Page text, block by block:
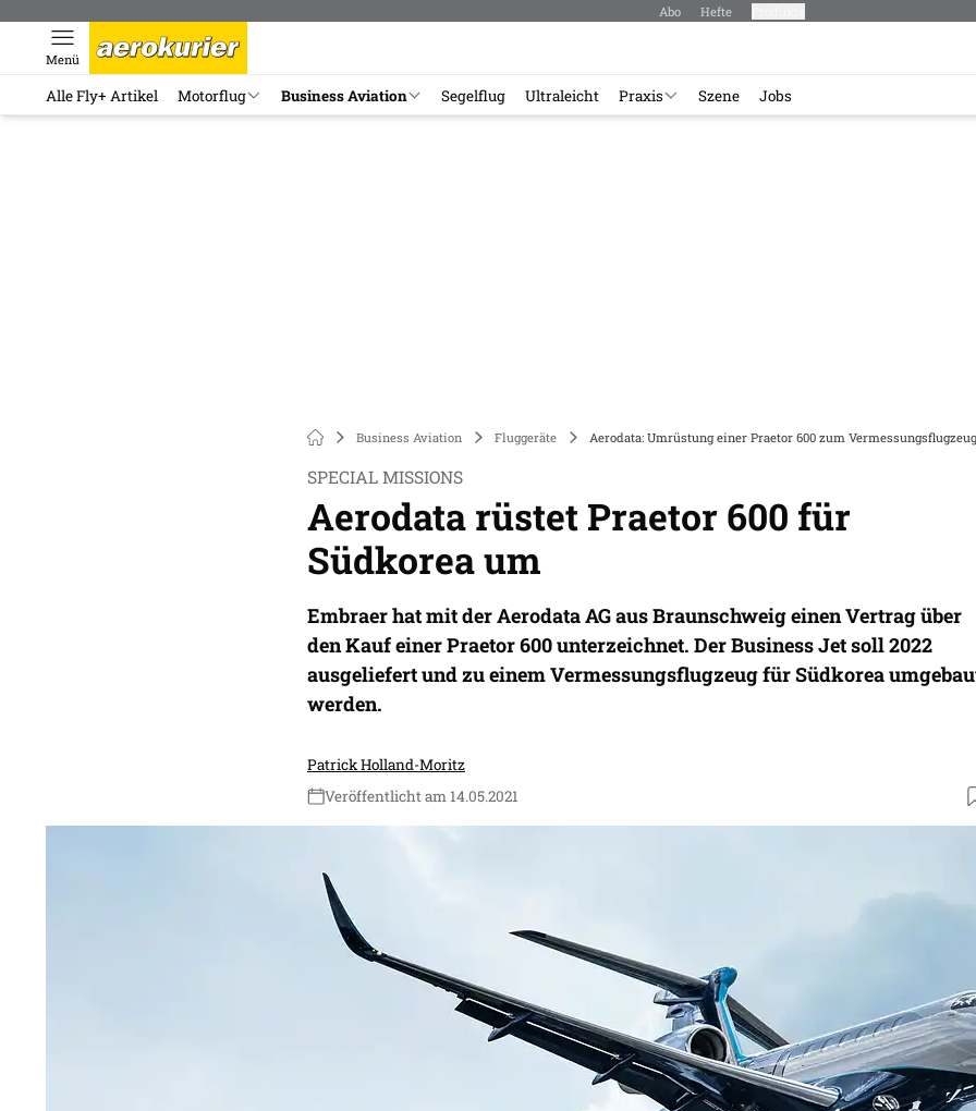
Abo Hefte
Menü
Alle Fly+ Artikel Motorflug Business Aviation Segelflug Ultraleicht Praxis Szene Jobs
Business Aviation Fluggeräte Aerodata: Umrüstung einer Praetor 600 zum Vermessungsflugzeug
SPECIAL MISSIONS
Aerodata rüstet Praetor 600 für
Südkorea um
Embraer hat mit der Aerodata AG aus Braunschweig einen Vertrag über
den Kauf einer Praetor 600 unterzeichnet. Der Business Jet soll 2022
ausgeliefert und zu einem Vermessungsflugzeug für Südkorea
werden.
Patrick Holland-Moritz
Veröffentlicht am 14.05.2021